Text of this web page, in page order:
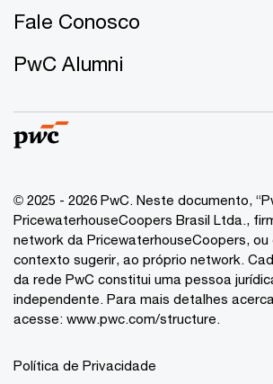
Fale Conosco
PwC Alumni
© 2025 - 2026 PwC. Neste documento,
PricewaterhouseCoopers Brasil Ltda.,
network da PricewaterhouseCoopers, ou
contexto sugerir, ao próprio network.
da rede PwC constitui uma pessoa
independente. Para mais detalhes
acesse: www.pwc.com/structure.
Política de Privacidade